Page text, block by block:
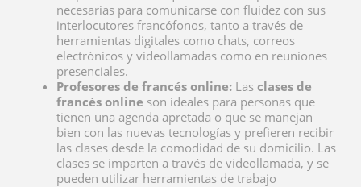
necesarias para comunicarse con fluidez con sus
interlocutores francófonos, tanto a través de
herramientas digitales como chats, correos
electrónicos y videollamadas como en reuniones
presenciales.
Profesores de francés online: Las clases de
francés online son ideales para personas que
tienen una agenda apretada o que se manejan
bien con las nuevas tecnologías y prefieren recibir
las clases desde la comodidad de su domicilio. Las
clases se imparten a través de videollamada, y se
pueden utilizar herramientas de trabajo